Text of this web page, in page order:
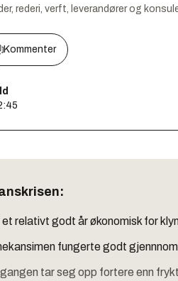
rederi, verft, leverandører og
Kommenter
et relativt godt år økonomisk for
fungerte godt
tar seg opp fortere enn